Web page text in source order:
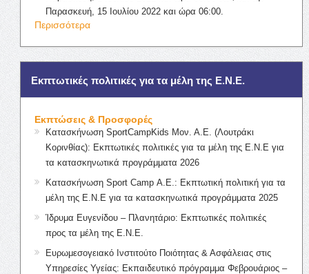
Παρασκευή, 15 Ιουλίου 2022 και ώρα 06:00.
Περισσότερα
Εκπτωτικές πολιτικές για τα μέλη της Ε.Ν.Ε.
Εκπτώσεις & Προσφορές
Κατασκήνωση SportCampKids Μον. Α.Ε. (Λουτράκι
Κορινθίας): Εκπτωτικές πολιτικές για τα μέλη της Ε.Ν.Ε για
τα κατασκηνωτικά προγράμματα 2026
Κατασκήνωση Sport Camp Α.Ε.: Εκπτωτική πολιτική για τα
μέλη της Ε.Ν.Ε για τα κατασκηνωτικά προγράμματα 2025
Ίδρυμα Ευγενίδου – Πλανητάριο: Εκπτωτικές πολιτικές
προς τα μέλη της Ε.Ν.Ε.
Ευρωμεσογειακό Ινστιτούτο Ποιότητας & Ασφάλειας στις
Υπηρεσίες Υγείας: Εκπαιδευτικό πρόγραμμα Φεβρουάριος –